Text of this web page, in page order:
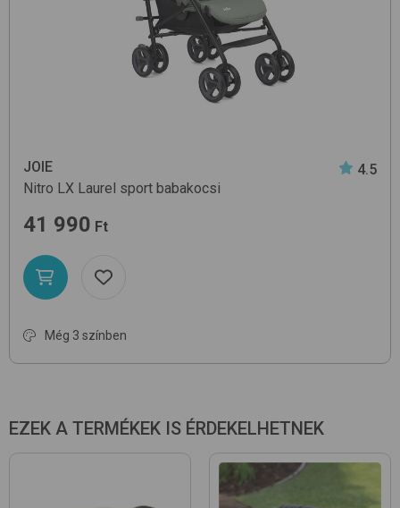
JOIE
4.5
Nitro LX Laurel sport babakocsi
41 990 Ft
Még 3 színben
EZEK A TERMÉKEK IS ÉRDEKELHETNEK